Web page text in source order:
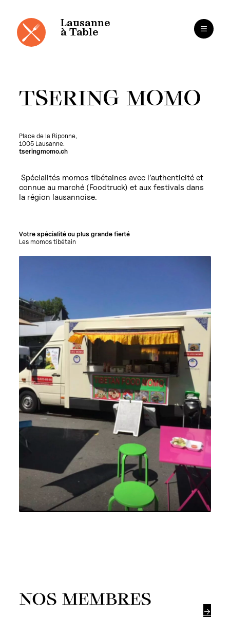
contenu
Lausanne
à Table
TSERING MOMO
Place de la Riponne,
1005 Lausanne.
tseringmomo.ch
Spécialités momos tibétaines avec l’authenticité et
connue au marché (Foodtruck) et aux festivals dans
la région lausannoise.
Votre spécialité ou plus grande fierté
Les momos tibétain
NOS MEMBRES
